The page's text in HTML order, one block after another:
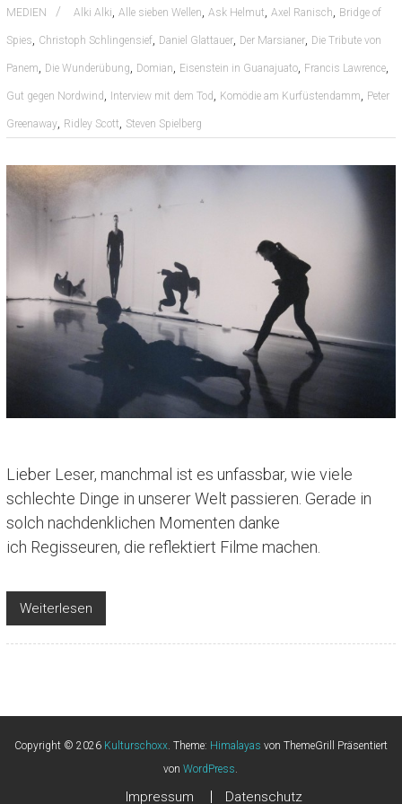
MEDIEN Alki Alki, Alle sieben Wellen, Ask Helmut, Axel Ranisch, Bridge of
Spies, Christoph Schlingensief, Daniel Glattauer, Der Marsianer, Die Tribute von
Panem, Die Wunderübung, Domian, Eisenstein in Guanajuato, Francis Lawrence,
Gut gegen Nordwind , Interview mit dem Tod , Komödie am Kurfüstendamm, Peter
Greenaway, Ridley Scott, Steven Spielberg
Lieber Leser, manchmal ist es unfassbar, wie viele
schlechte Dinge in unserer Welt passieren. Gerade in
solch nachdenklichen Momenten danke
ich Regisseuren, die reflektiert Filme machen.
Weiterlesen
Copyright © 2026 Kulturschoxx. Theme: Himalayas von ThemeGrill Präsentiert
vonWordPress.
Impressum Datenschutz